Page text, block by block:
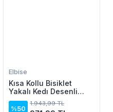
Elbise
Kısa Kollu Bisiklet
Yakalı Kedı Desenli
Midi Vıskon Elbise
%50
1.943,99 TL